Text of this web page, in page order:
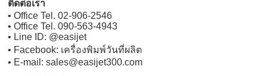
ติดต่อเรา
• Office Tel. 02-906-2546
• Office Tel. 090-563-4943
• Line ID: @easijet
• Facebook: เครื่องพิมพ์วันที่ผลิต
• E-mail: sales@easijet300.com